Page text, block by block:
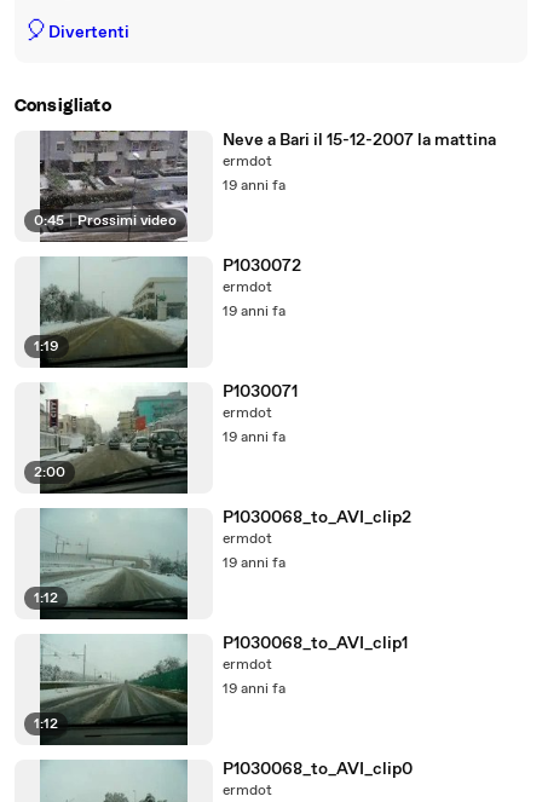
🎈 Divertenti
Consigliato
0:45 | Prossimi video
Neve a Bari il 15-12-2007 la mattina
ermdot
19 anni fa
1:19
P1030072
ermdot
19 anni fa
2:00
P1030071
ermdot
19 anni fa
1:12
P1030068_to_AVI_clip2
ermdot
19 anni fa
1:12
P1030068_to_AVI_clip1
ermdot
19 anni fa
P1030068_to_AVI_clip0
ermdot